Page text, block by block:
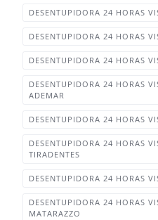
DESENTUPIDORA 24 HORAS
DESENTUPIDORA 24 HORAS
DESENTUPIDORA 24 HORAS
DESENTUPIDORA 24 HORAS
ADEMAR‎
DESENTUPIDORA 24 HORAS
DESENTUPIDORA 24 HORAS
TIRADENTES‎
DESENTUPIDORA 24 HORAS
DESENTUPIDORA 24 HORAS
MATARAZZO‎